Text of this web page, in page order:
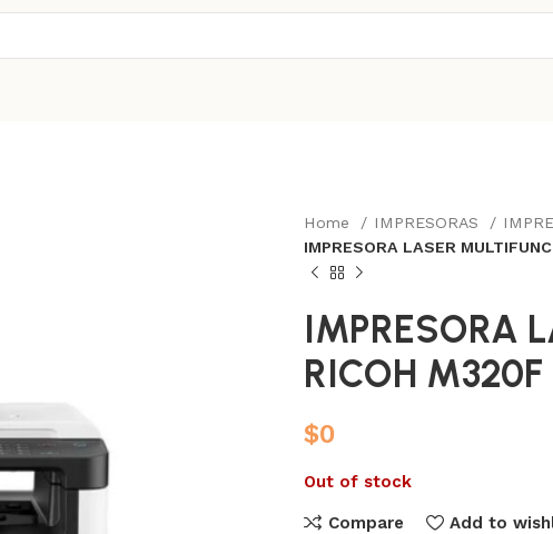
Home IMPRESORAS
IMPRESORA LASER
IMPRESORA
RICOH M320F
$0
Out of stock
Compare Add to